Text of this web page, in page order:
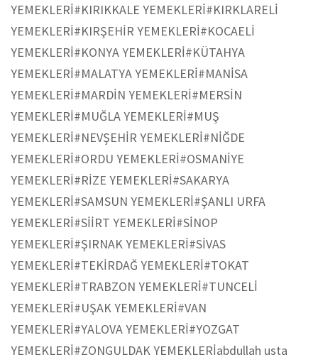
YEMEKLERİ#KIRIKKALE YEMEKLERİ#KIRKLARELİ
YEMEKLERİ#KIRŞEHİR YEMEKLERİ#KOCAELİ
YEMEKLERİ#KONYA YEMEKLERİ#KÜTAHYA
YEMEKLERİ#MALATYA YEMEKLERİ#MANİSA
YEMEKLERİ#MARDİN YEMEKLERİ#MERSİN
YEMEKLERİ#MUĞLA YEMEKLERİ#MUŞ
YEMEKLERİ#NEVŞEHİR YEMEKLERİ#NİĞDE
YEMEKLERİ#ORDU YEMEKLERİ#OSMANİYE
YEMEKLERİ#RİZE YEMEKLERİ#SAKARYA
YEMEKLERİ#SAMSUN YEMEKLERİ#ŞANLI URFA
YEMEKLERİ#SİİRT YEMEKLERİ#SİNOP
YEMEKLERİ#ŞIRNAK YEMEKLERİ#SİVAS
YEMEKLERİ#TEKİRDAĞ YEMEKLERİ#TOKAT
YEMEKLERİ#TRABZON YEMEKLERİ#TUNCELİ
YEMEKLERİ#UŞAK YEMEKLERİ#VAN
YEMEKLERİ#YALOVA YEMEKLERİ#YOZGAT
YEMEKLERİ#ZONGULDAK YEMEKLERİabdullah usta